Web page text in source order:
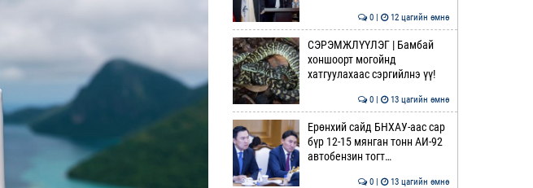
0 | 12 цагийн өмнө
СЭРЭМЖЛҮҮЛЭГ | Бамбай
хоншоорт могойнд
хатгуулахаас сэргийлнэ үү!
0 | 13 цагийн өмнө
Ерөнхий сайд БНХАУ-аас сар
бүр 12-15 мянган тонн АИ-92
автобензин тогт…
0 | 13 цагийн өмнө